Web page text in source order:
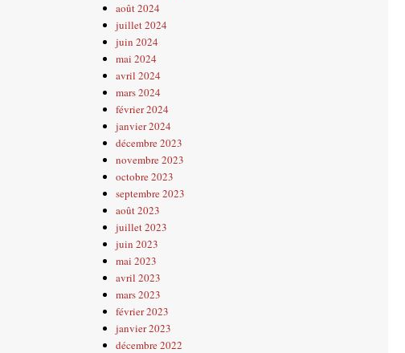
août 2024
juillet 2024
juin 2024
mai 2024
avril 2024
mars 2024
février 2024
janvier 2024
décembre 2023
novembre 2023
octobre 2023
septembre 2023
août 2023
juillet 2023
juin 2023
mai 2023
avril 2023
mars 2023
février 2023
janvier 2023
décembre 2022